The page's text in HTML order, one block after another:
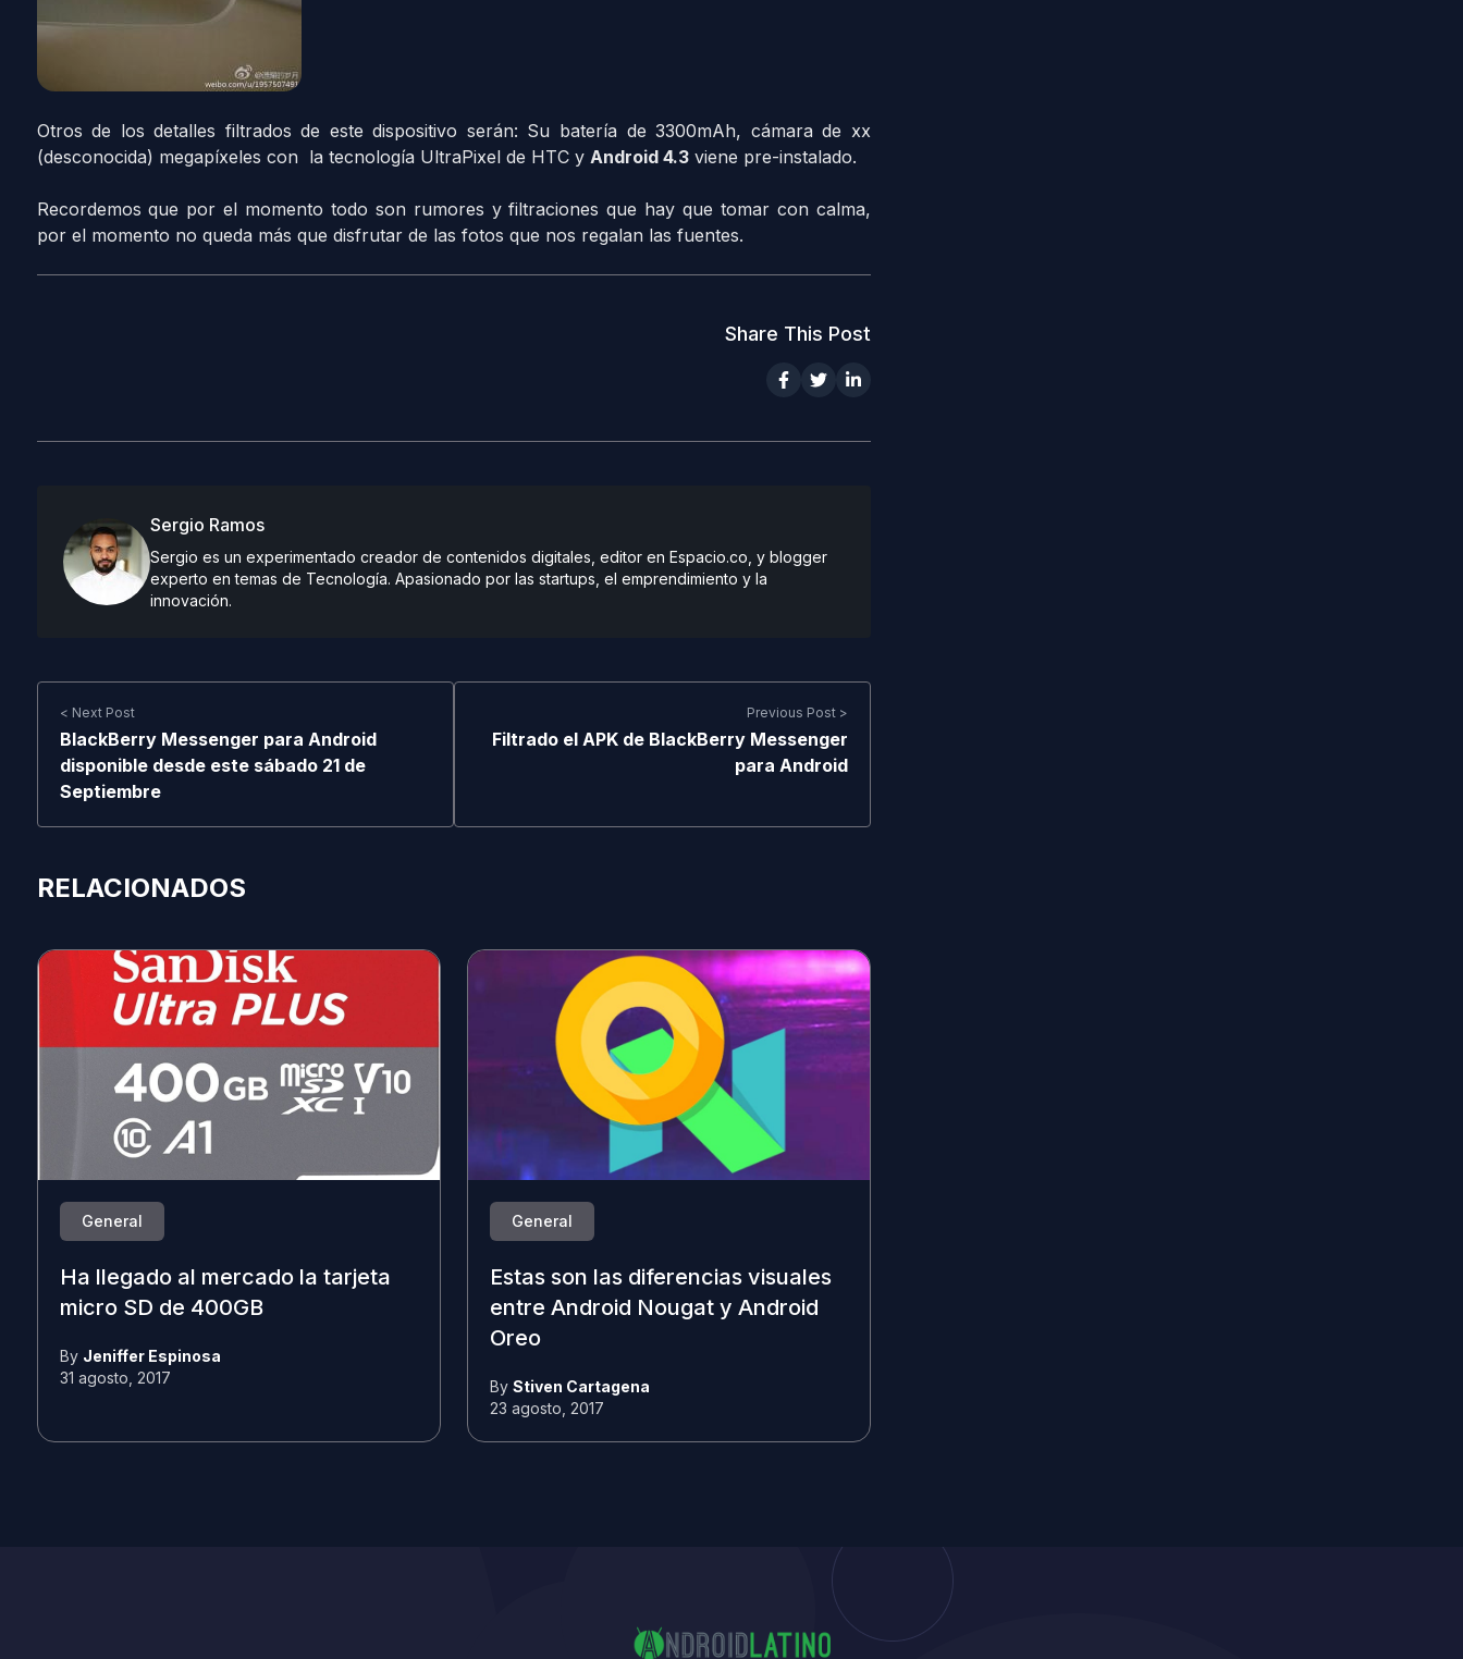
Otros de los detalles filtrados de este dispositivo serán: Su batería de 3300mAh, cámara de xx
(desconocida) megapíxeles con la tecnología UltraPixel de HTC y Android 4.3viene pre-instalado.
Recordemos que por el momento todo son rumores y filtraciones que hay que tomar con calma,
por el momento no queda más que disfrutar de las fotos que nos regalan las fuentes.
Share This Post
Sergio Ramos
Sergio es un experimentado creador de contenidos digitales, editor en Espacio.co, y blogger
experto en temas de Tecnología. Apasionado por las startups, el emprendimiento y la
innovación.
< Next Post
BlackBerry Messenger para Android
disponible desde este sábado 21 de
Septiembre
Previous Post >
Filtrado el APK de BlackBerry Messenger
para Android
RELACIONADOS
General
Ha llegado al mercado la tarjeta
micro SD de 400GB
By Jeniffer Espinosa
31 agosto, 2017
General
Estas son las diferencias visuales
entre Android Nougat y Android
Oreo
By Stiven Cartagena
23 agosto, 2017